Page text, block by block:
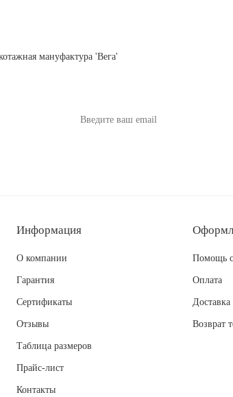
Информация
О компании
Гарантия
Сертификаты
Отзывы
Таблица размеров
Прайс-лист
Контакты
Помощь с
Оплата
Доставка
Возврат